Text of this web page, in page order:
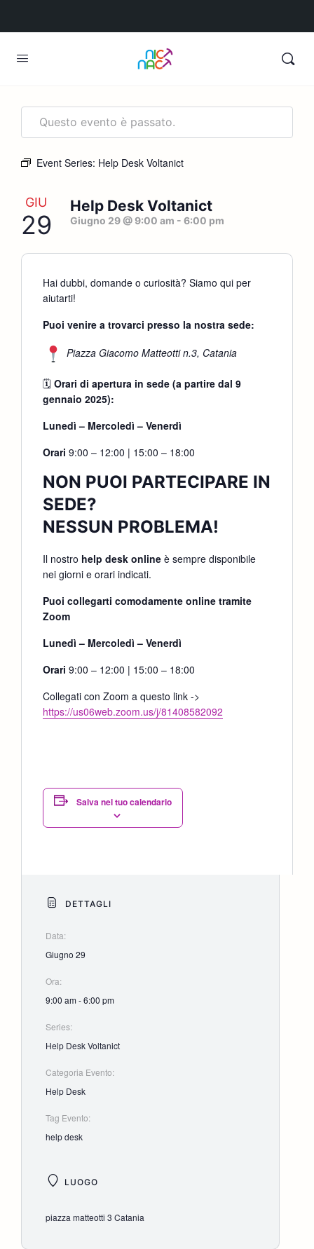
Questo evento è passato.
Event Series: Help Desk Voltanict
GIU
29
Help Desk Voltanict
Giugno 29 @ 9:00 am - 6:00 pm
Hai dubbi, domande o curiosità? Siamo qui per
aiutarti!
Puoi venire a trovarci presso la nostra sede:
Piazza Giacomo Matteotti n.3, Catania
🗓 Orari di apertura in sede (a partire dal 9
gennaio 2025):
Lunedì – Mercoledì – Venerdì
Orari 9:00 – 12:00 | 15:00 – 18:00
NON PUOI PARTECIPARE IN
SEDE?
NESSUN PROBLEMA!
Il nostro help desk online è sempre disponibile
nei giorni e orari indicati.
Puoi collegarti comodamente online tramite
Zoom
Lunedì – Mercoledì – Venerdì
Orari 9:00 – 12:00 | 15:00 – 18:00
Collegati con Zoom a questo link ->
https://us06web.zoom.us/j/81408582092
Salva nel tuo calendario
DETTAGLI
Data:
Giugno 29
Ora:
9:00 am - 6:00 pm
Series:
Help Desk Voltanict
Categoria Evento:
Help Desk
Tag Evento:
help desk
LUOGO
piazza matteotti 3 Catania